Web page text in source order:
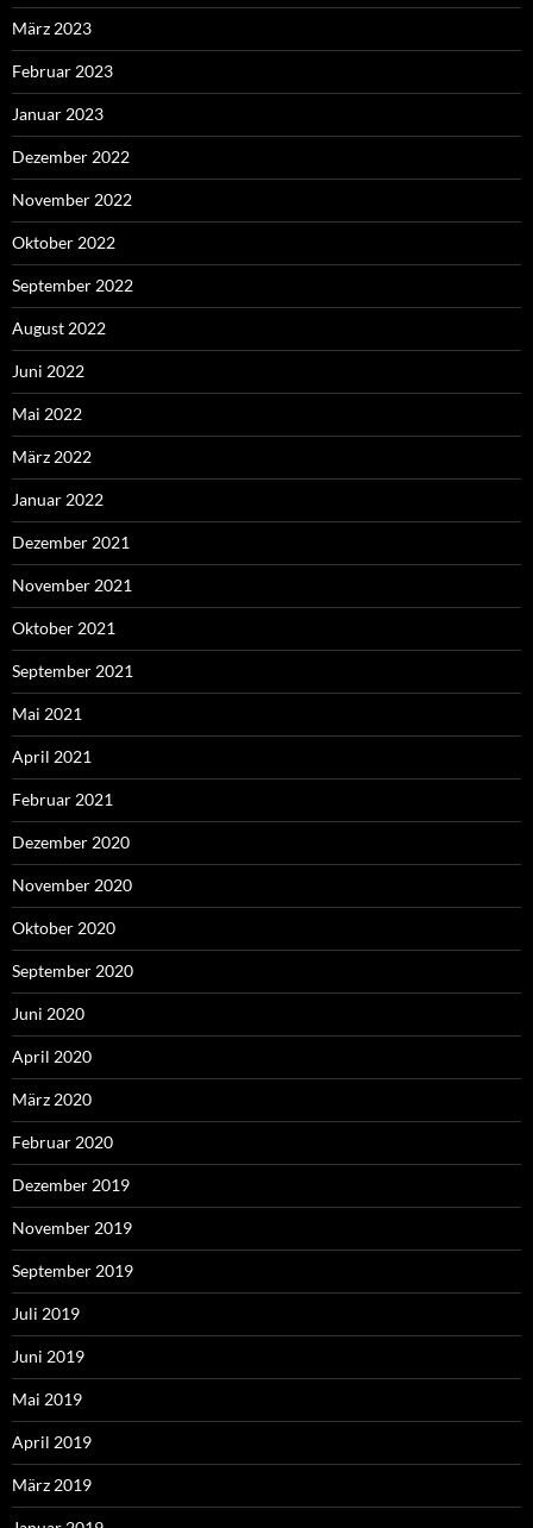
März 2023
Februar 2023
Januar 2023
Dezember 2022
November 2022
Oktober 2022
September 2022
August 2022
Juni 2022
Mai 2022
März 2022
Januar 2022
Dezember 2021
November 2021
Oktober 2021
September 2021
Mai 2021
April 2021
Februar 2021
Dezember 2020
November 2020
Oktober 2020
September 2020
Juni 2020
April 2020
März 2020
Februar 2020
Dezember 2019
November 2019
September 2019
Juli 2019
Juni 2019
Mai 2019
April 2019
März 2019